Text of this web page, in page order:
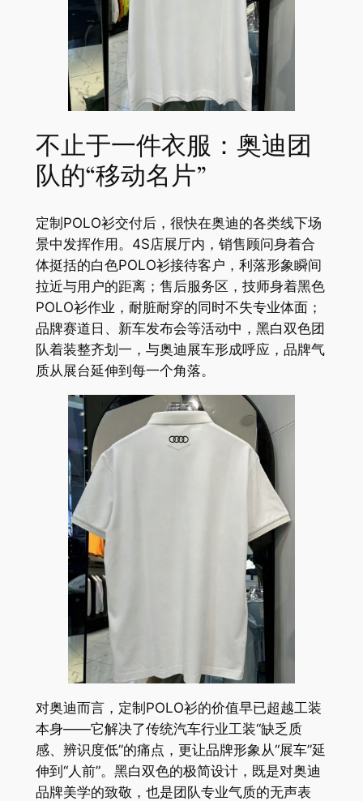
不止于一件衣服：奥迪团
队的“移动名片”
定制POLO衫交付后，很快在奥迪的各类线下场
景中发挥作用。4S店展厅内，销售顾问身着合
体挺括的白色POLO衫接待客户，利落形象瞬间
拉近与用户的距离；售后服务区，技师身着黑色
POLO衫作业，耐脏耐穿的同时不失专业体面；
品牌赛道日、新车发布会等活动中，黑白双色团
队着装整齐划一，与奥迪展车形成呼应，品牌气
质从展台延伸到每一个角落。
对奥迪而言，定制POLO衫的价值早已超越工装
本身——它解决了传统汽车行业工装“缺乏质
感、辨识度低”的痛点，更让品牌形象从“展车”延
伸到“人前”。黑白双色的极简设计，既是对奥迪
品牌美学的致敬，也是团队专业气质的无声表